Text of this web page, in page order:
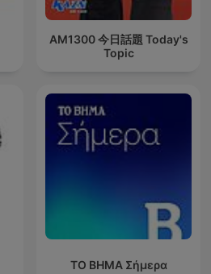
AM1300 今日話題 Today's
Topic
ΤΟ ΒΗΜΑ Σήμερα